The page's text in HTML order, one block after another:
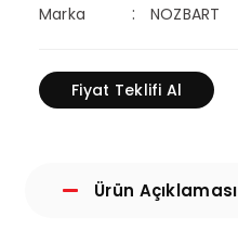
Marka
NOZBART
Fiyat Teklifi Al
Ürün Açıklaması